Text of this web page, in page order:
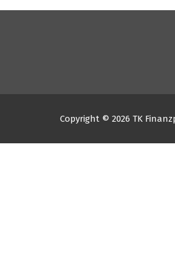
Copyright © 2026 TK